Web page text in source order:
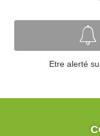
Etre alerté